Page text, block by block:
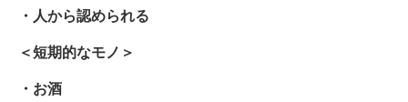
・人から認められる
＜短期的なモノ＞
・お酒